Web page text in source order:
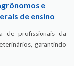
e
de ensino
de profissionais da
garantindo